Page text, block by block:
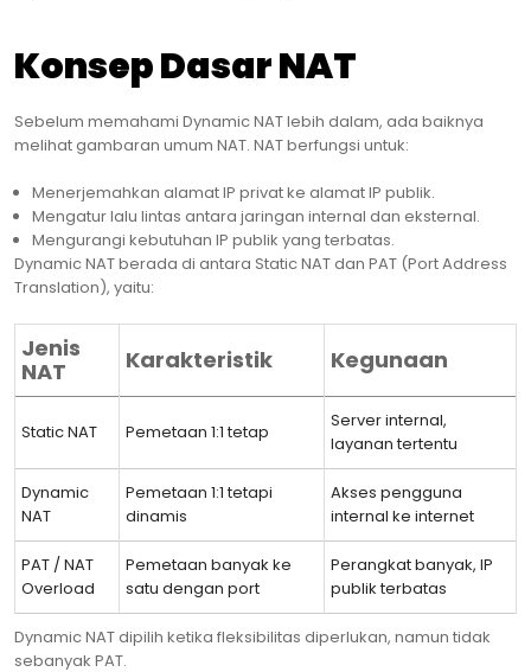
Konsep Dasar NAT
Sebelum memahami Dynamic NAT lebih dalam, ada baiknya
melihat gambaran umum NAT. NAT berfungsi untuk:
Menerjemahkan alamat IP privat ke alamat IP publik.
Mengatur lalu lintas antara jaringan internal dan eksternal.
Mengurangi kebutuhan IP publik yang terbatas.
Dynamic NAT berada di antara Static NAT dan PAT (Port Address
Translation), yaitu:
Jenis
NAT
Karakteristik Kegunaan
Static NAT Pemetaan 1:1 tetap
Server internal,
layanan tertentu
Dynamic
NAT
Pemetaan 1:1 tetapi
dinamis
Akses pengguna
internal ke internet
PAT / NAT
Overload
Pemetaan banyak ke
satu dengan port
Perangkat banyak, IP
publik terbatas
Dynamic NAT dipilih ketika fleksibilitas diperlukan, namun tidak
sebanyak PAT.